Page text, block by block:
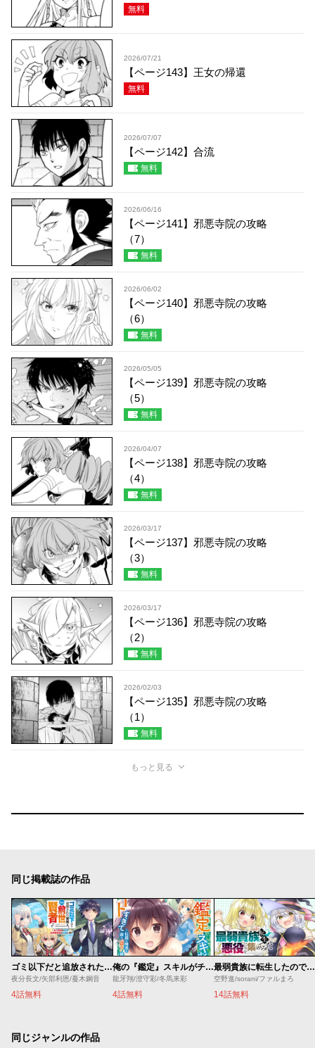
無料
2026/07/21
【ページ143】王女の帰還
無料
2026/07/07
【ページ142】合流
無料
2026/06/16
【ページ141】邪悪寺院の攻略
（7）
無料
2026/06/02
【ページ140】邪悪寺院の攻略
（6）
無料
2026/05/05
【ページ139】邪悪寺院の攻略
（5）
無料
2026/04/07
【ページ138】邪悪寺院の攻略
（4）
無料
2026/03/17
【ページ137】邪悪寺院の攻略
（3）
無料
2026/03/17
【ページ136】邪悪寺院の攻略
（2）
無料
2026/02/03
【ページ135】邪悪寺院の攻略
（1）
無料
もっと見る
同じ掲載誌の作品
ゴミ以下だと追放された使用人、実は前世賢者です ～史上最強の賢者、世界最高峰の学園に通う～
夜分長文/矢部利恩/蔓木鋼音
4話無料
俺の『鑑定』スキルがチートすぎて
龍牙翔/澄守彩/冬馬来彩
4話無料
最弱貴族に転生したので悪役たちを集めてみた
空野進/sorani/ファルまろ
14話無料
同じジャンルの作品